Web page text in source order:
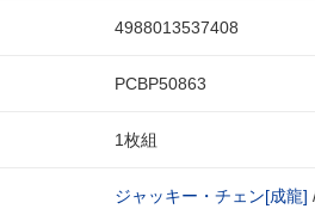
4988013537408
PCBP50863
1枚組
ジャッキー・チェン[成龍]